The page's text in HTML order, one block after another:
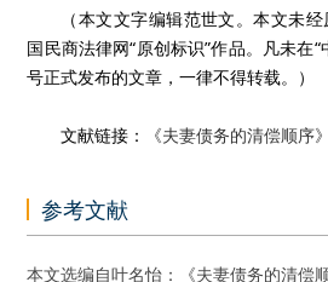
（本文文字编辑范世文。本文未
国民商法律网“原创标识”作品。凡未在
号正式发布的文章，一律不得转载。）
文献链接： 《夫妻债务的清偿顺序》
参考文献
本文选编自叶名怡：《夫妻债务的清偿